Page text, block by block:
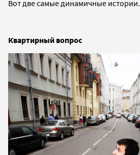
Вот две самые динамичные истории.
Квартирный вопрос